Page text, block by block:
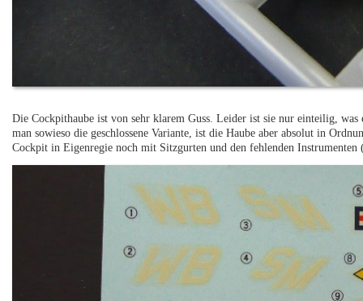
Die Cockpithaube ist von sehr klarem Guss. Leider ist sie nur einteilig,
man sowieso die geschlossene Variante, ist die Haube aber absolut in
Cockpit in Eigenregie noch mit Sitzgurten und den fehlenden